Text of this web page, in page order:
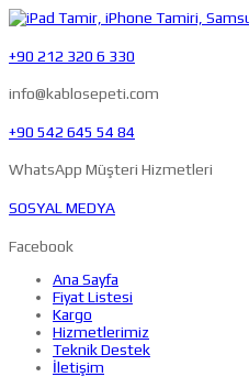
+90 212 320 6 330
info@kablosepeti.com
+90 542 645 54 84
WhatsApp Müşteri Hizmetleri
SOSYAL MEDYA
Facebook
Ana Sayfa
Fiyat Listesi
Kargo
Hizmetlerimiz
Teknik Destek
İletişim